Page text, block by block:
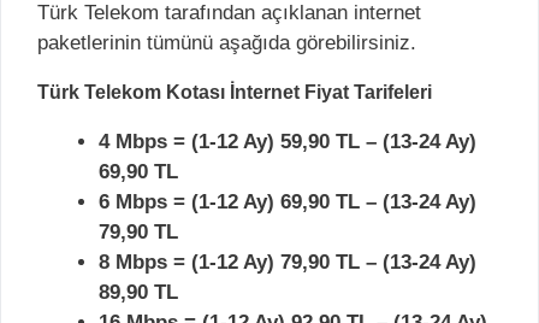
Türk Telekom tarafından açıklanan internet
paketlerinin tümünü aşağıda görebilirsiniz.
Türk Telekom Kotası İnternet Fiyat Tarifeleri
4 Mbps = (1-12 Ay) 59,90 TL – (13-24 Ay)
69,90 TL
6 Mbps = (1-12 Ay) 69,90 TL – (13-24 Ay)
79,90 TL
8 Mbps = (1-12 Ay) 79,90 TL – (13-24 Ay)
89,90 TL